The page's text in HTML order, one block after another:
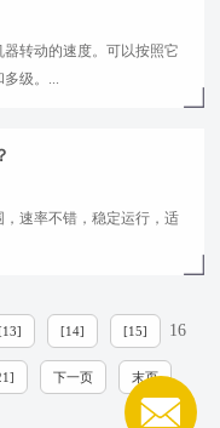
转动的速度。可以按照它
级。...
速率不错，稳定运行，适
[14] [15] 16
下一页 末页